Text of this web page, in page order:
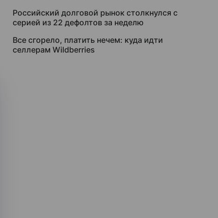
Российский долговой рынок столкнулся с
серией из 22 дефолтов за неделю
Все сгорело, платить нечем: куда идти
селлерам Wildberries